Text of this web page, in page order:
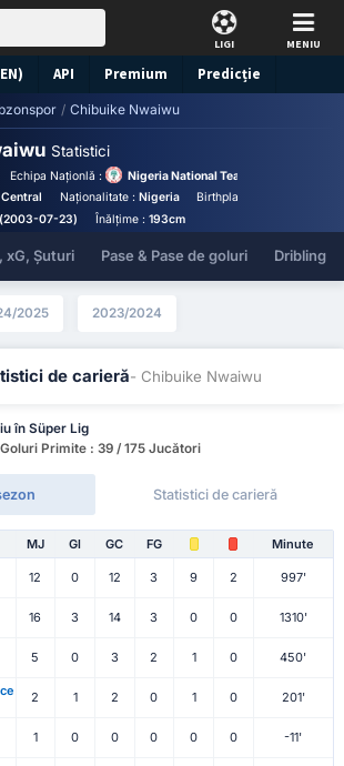
LIGI MENIU
API Premium Predicție
/ Chibuike Nwaiwu
Statistici
Echipa Naționlă :
Nigeria National Team
Naționalitate : Nigeria Birthplace :
07-23) Înălțime : 193cm
xG, Șuturi Pase & Pase de goluri Dribling
2025 2023/2024
de carieră- Chibuike Nwaiwu
în Süper Lig
Primite : 39 / 175 Jucători
Statistici de carieră
MJ Gl GC FG Minute
12 0 12 3 9 2 997'
16 3 14 3 0 0 1310'
5 0 3 2 1 0 450'
2 1 2 0 1 0 201'
1 0 0 0 0 0 -11'